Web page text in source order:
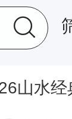
江、网红如意峰、